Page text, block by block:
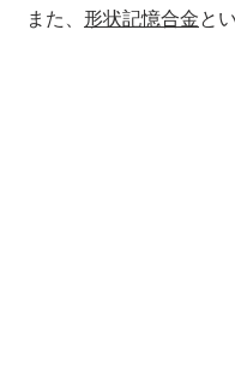
また、 形状記憶合金と